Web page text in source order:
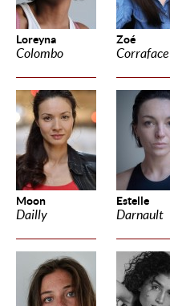
Loreyna
Colombo
Zoé
Corraface
Moon
Dailly
Estelle
Darnault